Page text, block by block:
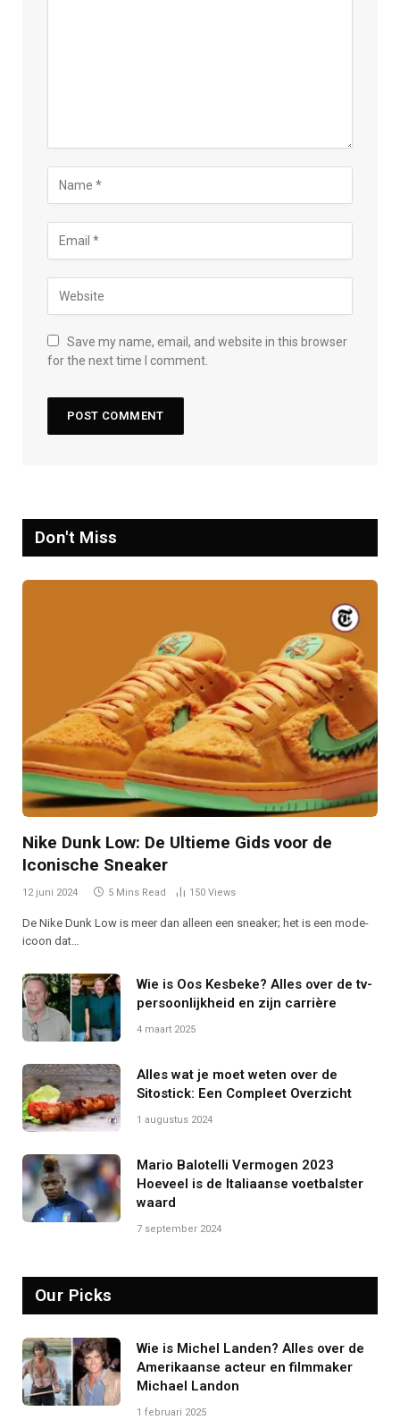
Save my name, email, and website in this browser
for the next time I comment.
Don't Miss
Nike Dunk Low: De Ultieme Gids voor de
Iconische Sneaker
12 juni 2024 5 Mins Read 150 Views
De Nike Dunk Low is meer dan alleen een sneaker; het is een mode-
icoon dat…
Wie is Oos Kesbeke? Alles over de tv-
persoonlijkheid en zijn carrière
4 maart 2025
Alles wat je moet weten over de
Sitostick: Een Compleet Overzicht
1 augustus 2024
Mario Balotelli Vermogen 2023
Hoeveel is de Italiaanse voetbalster
waard
7 september 2024
Our Picks
Wie is Michel Landen? Alles over de
Amerikaanse acteur en filmmaker
Michael Landon
1 februari 2025